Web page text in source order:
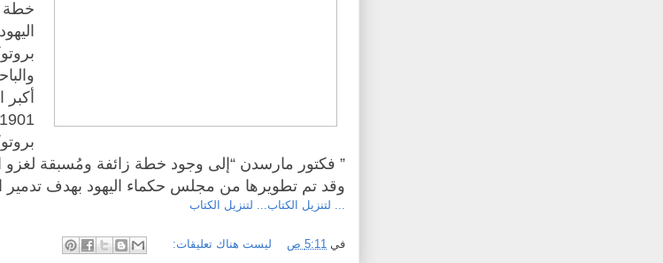
خطة
” فكتور مارسدن “إلى وجود خطة زائفة ومُسبقة لغزو
وقد تم تطويرها من مجلس حكماء اليهود بهدف تدمير
... لتنزيل الكتاب... لتنزيل الكتاب
في 5:11 ص ليست هناك تعليقات: